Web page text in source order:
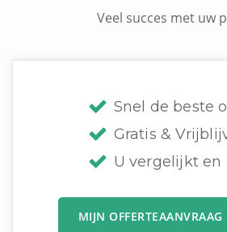
Veel succes met uw
Snel de beste
Gratis &
U vergelijkt en
MIJN